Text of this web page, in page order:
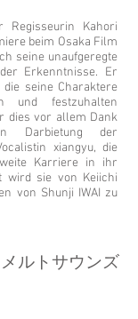
Kahori
beim Osaka Film
seine unaufgeregte
Erkenntnisse. Er
seine Charaktere
und festzuhalten
dies vor allem Dank
Darbietung der
xiangyu, die
Karriere in ihr
wird sie von Keiichi
von Shunji IWAI zu
ルトサウンズ